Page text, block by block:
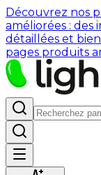
Découvrez nos
améliorées : des
détaillées et
pages produits